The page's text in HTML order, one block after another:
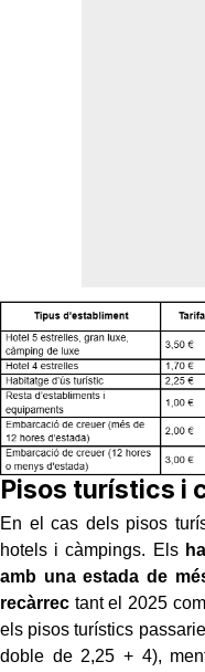
Pisos turístics i
En el cas dels pisos
hotels i càmpings. Els
amb una estada de
recàrrec tant el 2025
els pisos turístics
doble de 2,25 + 4),